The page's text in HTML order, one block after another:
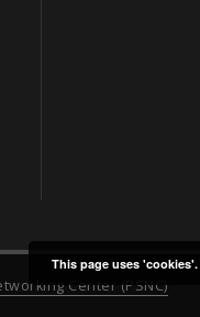
Center (PSNC)
This page uses 'cookies'.